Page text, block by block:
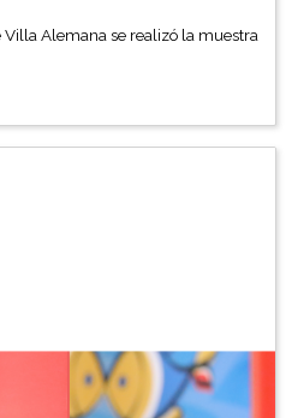
Alemana se realizó la muestra